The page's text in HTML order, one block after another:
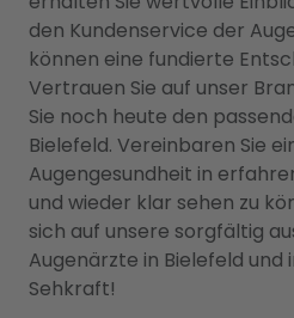
den Kundenservice der
können eine fundierte
Vertrauen Sie auf unser
Sie noch heute den
Bielefeld. Vereinbaren Sie
Augengesundheit in
und wieder klar sehen zu
sich auf unsere sorgfältig
Augenärzte in Bielefeld und
Sehkraft!